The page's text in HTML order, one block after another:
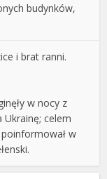
budynków,
i brat ranni.
w nocy z
celem
w